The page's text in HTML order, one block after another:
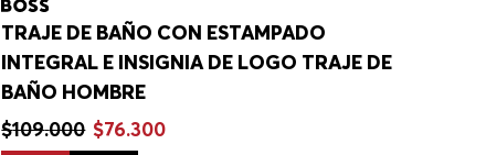
TRAJE DE BAÑO CON ESTAMPADO
INTEGRAL E INSIGNIA DE LOGO TRAJE DE
BAÑO HOMBRE
$109.000 $76.300